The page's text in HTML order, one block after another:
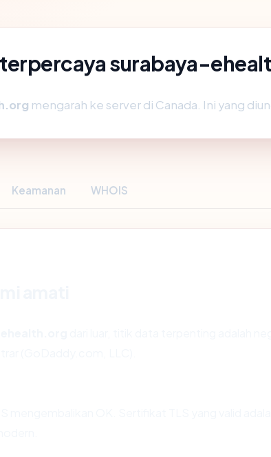
surabaya-
mengarah ke server di Canada. Ini yang
Keamanan WHOIS